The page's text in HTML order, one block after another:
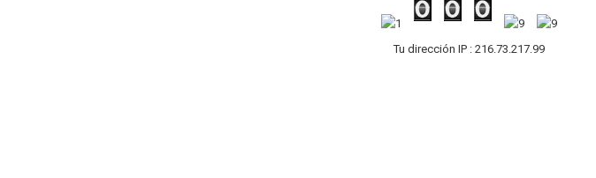
Tu dirección IP : 216.73.217.99